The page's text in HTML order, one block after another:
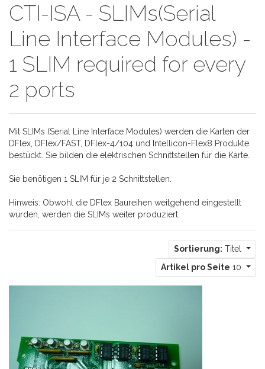
CTI-ISA - SLIMs(Serial
Line Interface Modules) -
1 SLIM required for every
2 ports
Mit SLIMs (Serial Line Interface Modules) werden die Karten der
DFlex, DFlex/FAST, DFlex-4/104 und Intellicon-Flex8 Produkte
bestückt. Sie bilden die elektrischen Schnittstellen für die Karte.
Sie benötigen 1 SLIM für je 2 Schnittstellen.
Hinweis: Obwohl die DFlex Baureihen weitgehend eingestellt
wurden, werden die SLIMs weiter produziert.
Sortierung: Titel
Artikel pro Seite 10